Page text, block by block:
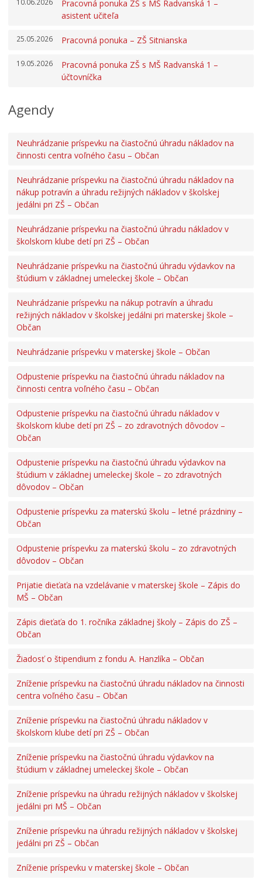
Pracovná ponuka ZŠ s MŠ Radvanská 1 –
asistent učiteľa
25.05.2026 Pracovná ponuka – ZŠ Sitnianska
19.05.2026
Pracovná ponuka ZŠ s MŠ Radvanská 1 –
účtovníčka
Agendy
Neuhrádzanie príspevku na čiastočnú úhradu nákladov na
činnosti centra voľného času – Občan
Neuhrádzanie príspevku na čiastočnú úhradu nákladov na
nákup potravín a úhradu režijných nákladov v školskej
jedálni pri ZŠ – Občan
Neuhrádzanie príspevku na čiastočnú úhradu nákladov v
školskom klube detí pri ZŠ – Občan
Neuhrádzanie príspevku na čiastočnú úhradu výdavkov na
štúdium v základnej umeleckej škole – Občan
Neuhrádzanie príspevku na nákup potravín a úhradu
režijných nákladov v školskej jedálni pri materskej škole –
Občan
Neuhrádzanie príspevku v materskej škole – Občan
Odpustenie príspevku na čiastočnú úhradu nákladov na
činnosti centra voľného času – Občan
Odpustenie príspevku na čiastočnú úhradu nákladov v
školskom klube detí pri ZŠ – zo zdravotných dôvodov –
Občan
Odpustenie príspevku na čiastočnú úhradu výdavkov na
štúdium v základnej umeleckej škole – zo zdravotných
dôvodov – Občan
Odpustenie príspevku za materskú školu – letné prázdniny –
Občan
Odpustenie príspevku za materskú školu – zo zdravotných
dôvodov – Občan
Prijatie dieťaťa na vzdelávanie v materskej škole – Zápis do
MŠ – Občan
Zápis dieťaťa do 1. ročníka základnej školy – Zápis do ZŠ –
Občan
Žiadosť o štipendium z fondu A. Hanzlíka – Občan
Zníženie príspevku na čiastočnú úhradu nákladov na činnosti
centra voľného času – Občan
Zníženie príspevku na čiastočnú úhradu nákladov v
školskom klube detí pri ZŠ – Občan
Zníženie príspevku na čiastočnú úhradu výdavkov na
štúdium v základnej umeleckej škole – Občan
Zníženie príspevku na úhradu režijných nákladov v školskej
jedálni pri MŠ – Občan
Zníženie príspevku na úhradu režijných nákladov v školskej
jedálni pri ZŠ – Občan
Zníženie príspevku v materskej škole – Občan